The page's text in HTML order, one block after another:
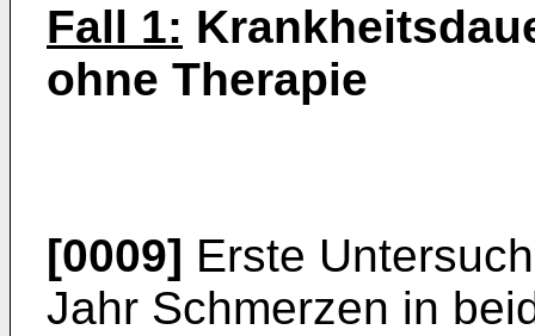
Fall 1:
ohne Therapie
[0009] Erste
Jahr Schmerzen in